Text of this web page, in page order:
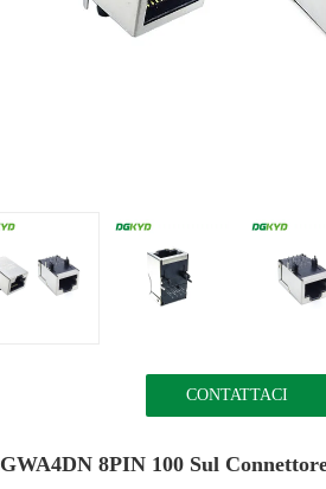
CONTATTACI
8PIN 100 Sul